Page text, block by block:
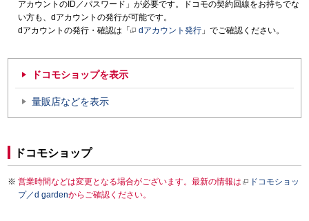
アカウントのID／パスワード」が必要です。ドコモの契約回線をお持ちでな
い方も、dアカウントの発行が可能です。
dアカウントの発行・確認は「
dアカウント発行 」でご確認ください。
ドコモショップを表示
量販店などを表示
ドコモショップ
営業時間などは変更となる場合がございます。最新の情報は
ドコモショッ
プ／d gardenからご確認ください。